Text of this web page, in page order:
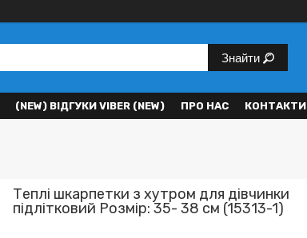
Знайти
(NEW) ВІДГУКИ VIBER (NEW) ПРО НАС КОНТАКТИ
Теплі шкарпетки з хутром для дівчинки
підлітковий Розмір: 35- 38 см (15313-1)